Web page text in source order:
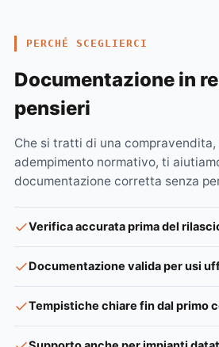
PERCHÉ SCEGLIERCI
Documentazione in
pensieri
Che si tratti di una
adempimento normativo, ti
documentazione corretta senza
Verifica accurata prima del
Documentazione valida per usi
Tempistiche chiare fin dal primo